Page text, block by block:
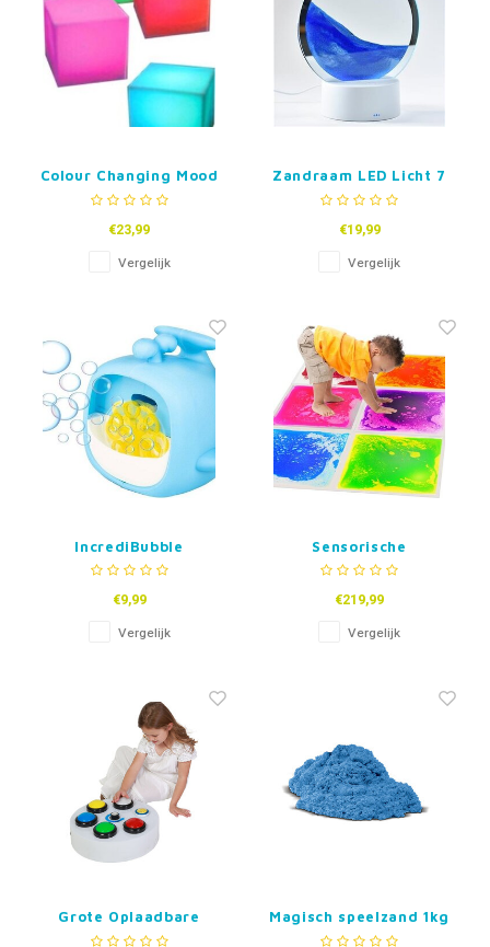
Colour Changing Mood
Blocks - set van 4
€23,99
Vergelijk
Zandraam LED Licht 7
kleuren
€19,99
Vergelijk
IncrediBubble
Bellenblaasmachine
€9,99
Vergelijk
Sensorische
Vloertegels set van 6
€219,99
Vergelijk
Grote Oplaadbare
Knoppen Schakelaar
Magisch speelzand 1kg
- diverse kleuren